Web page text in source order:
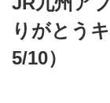
りがとう
5/10）